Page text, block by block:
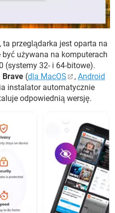
ta przeglądarka jest oparta na
używana na komputerach
(systemy 32- i 64-bitowe).
Brave (dla MacOS , Android
instalator automatycznie
odpowiednią wersję.